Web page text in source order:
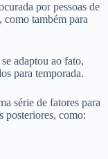
por pessoas de
também para
adaptou ao fato,
para temporada.
série de fatores para
posteriores, como: